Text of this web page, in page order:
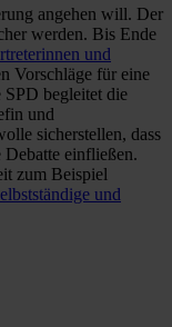
angehen will. Der
werden. Bis Ende
und
Vorschläge für eine
begleitet die
und
sicherstellen, dass
einfließen.
zum Beispiel
und